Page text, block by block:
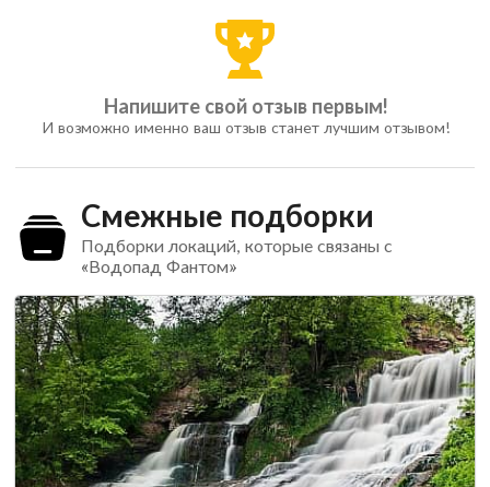
Напишите свой отзыв первым!
И возможно именно ваш отзыв станет лучшим отзывом!
Смежные подборки
Подборки локаций, которые связаны с
«Водопад Фантом»